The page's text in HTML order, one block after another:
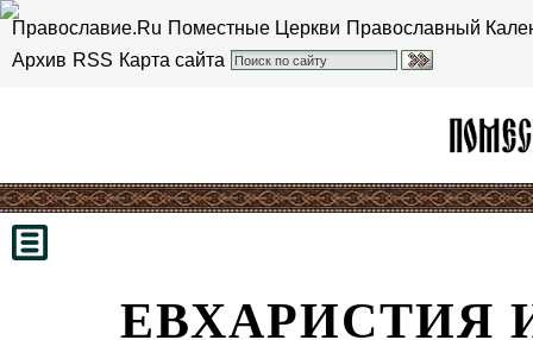
Православие.Ru Поместные Церкви Православный
Архив RSS Карта сайта
ЕВХАРИСТИЯ